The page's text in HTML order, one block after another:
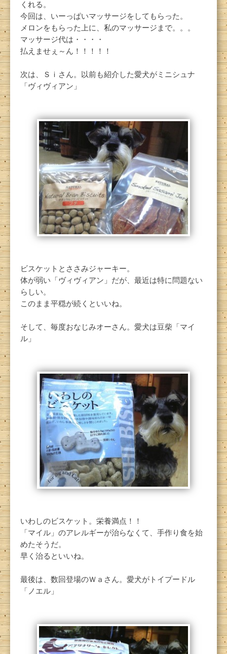
くれる。
今回は、いーっぱいマッサージをしてもらった。
メロンをもらった上に、私のマッサージまで。。。
マッサージ代は・・・・
払えませぇ～ん！！！！！
次は、Ｓｉさん。以前も紹介した愛犬がミニシュナ
「ヴィヴィアン」
ビスケットとささみジャーキー。
体が弱い「ヴィヴィアン」だが、最近は特に問題ない
らしい。
このまま平穏が続くといいね。
そして、毎度おなじみオーさん。愛犬は豆柴「マイ
ル」
いわしのビスケット。栄養満点！！
「マイル」のアレルギーが治らなくて、手作り食を始
めたそうだ。
早く治るといいね。
最後は、数回登場のＷａさん。愛犬がトイプードル
「ノエル」